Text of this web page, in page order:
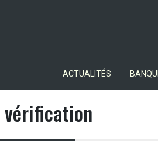
ACTUALITÉS
vérification